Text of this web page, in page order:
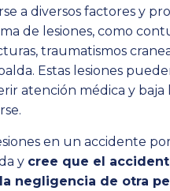
a diversos factores y
de lesiones, como
traumatismos
Estas lesiones
atención médica y baja
en un accidente
y cree que el
negligencia de otra